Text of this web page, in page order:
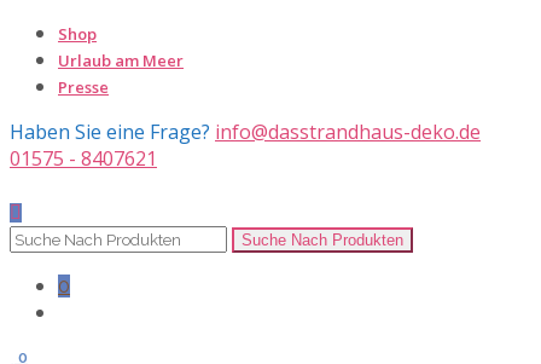
Shop
Urlaub am Meer
Presse
Haben Sie eine Frage? info@dasstrandhaus-deko.de
01575 - 8407621
0
0